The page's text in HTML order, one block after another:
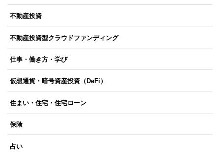
不動産投資
不動産投資型クラウドファンディング
仕事・働き方・学び
仮想通貨・暗号資産投資（DeFi）
住まい・住宅・住宅ローン
保険
占い